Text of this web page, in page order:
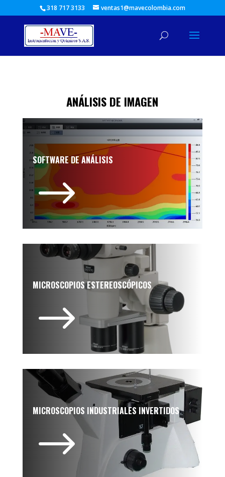
318 717 3133 ventas1@mavecolombia.com
ANÁLISIS DE IMAGEN
SOFTWARE DE ANÁLISIS
$
MICROSCOPIOS ESTEREOSCÓPICOS
$
MICROSCOPIOS INDUSTRIALES INVERTIDOS
$